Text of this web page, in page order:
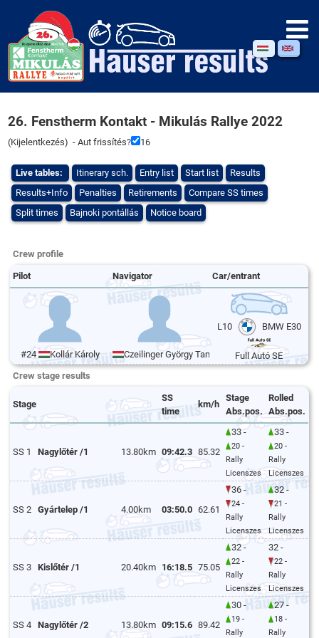
26. Fenstherm Kontakt - Mikulás Rallye 2022
(Kijelentkezés) - Aut frissítés? 16
Live tables: Itinerary sch. Entry list Start list
Results
Results+Info
Penalties Retirements
Compare SS times
Split times
Bajnoki pontállás Notice board
Crew profile
Pilot Navigator Car/entrant
#24 Kollár Károly Czeilinger György Tamás
L10 BMW E30
Full Autó SE
Crew stage results
Stage
SS
time
km/h
Stage
Abs.pos.
Rolled
Abs.pos.
SS 1 Nagylőtér /1 13.80km 09:42.3 85.32
33 -
20 -
Rally
Licenszes
33 -
20 -
Rally
Licenszes
SS 2 Gyártelep /1 4.00km 03:50.0 62.61
36 -
24 -
Rally
Licenszes
32 -
21 -
Rally
Licenszes
SS 3 Kislőtér /1 20.40km 16:18.5 75.05
32 -
22 -
Rally
Licenszes
32 -
22 -
Rally
Licenszes
SS 4 Nagylőtér /2 13.80km 09:15.6 89.42
30 -
19 -
Rally
27 -
18 -
Rally